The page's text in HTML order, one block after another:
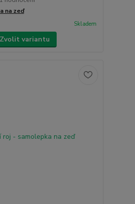
na zeď
Skladem
Zvolit variantu